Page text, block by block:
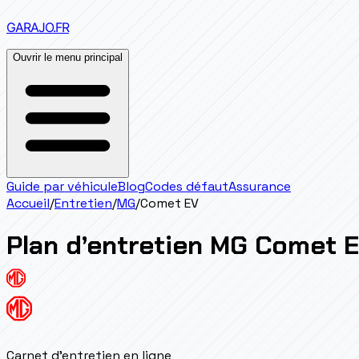
GARAJO.FR
Ouvrir le menu principal
Guide par véhiculeBlogCodes défautAssurance
Accueil/Entretien/MG/Comet EV
Plan d’entretien MG Comet
Carnet d'entretien en ligne